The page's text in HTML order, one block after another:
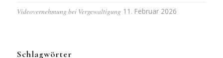
Videovernehmung bei Vergewaltigung 11. Februar 2026
Schlagwörter